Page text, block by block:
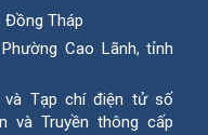
Đồng Tháp
Cao Lãnh, tỉnh
và Tạp chí điện tử số
và Truyền thông cấp